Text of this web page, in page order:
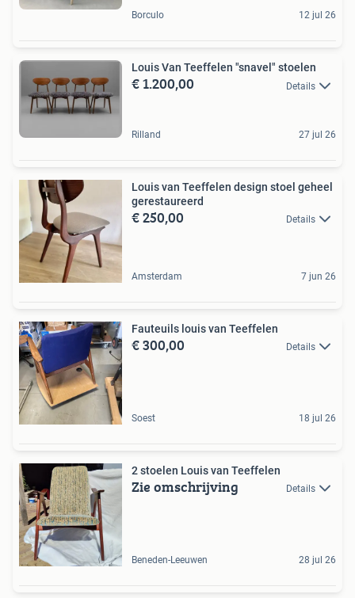
Borculo 12 jul 26
Louis Van Teeffelen "snavel" stoelen
€ 1.200,00 Details
Rilland 27 jul 26
Louis van Teeffelen design stoel geheel
gerestaureerd
€ 250,00 Details
Amsterdam 7 jun 26
Fauteuils louis van Teeffelen
€ 300,00 Details
Soest 18 jul 26
2 stoelen Louis van Teeffelen
Zie omschrijving Details
Beneden-Leeuwen 28 jul 26